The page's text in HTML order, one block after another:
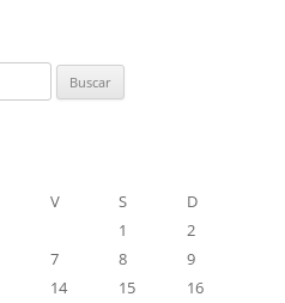
V S
D
1
2
7 8
9
14 15
16